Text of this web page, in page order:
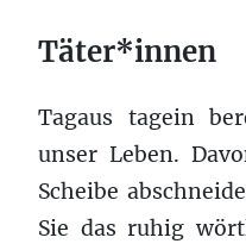
Täter*innen
Tagaus tagein
unser Leben.
Scheibe
Sie das ruhig